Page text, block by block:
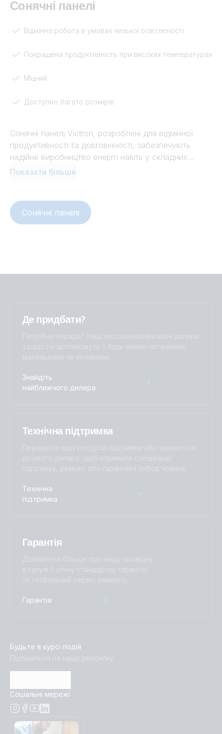
Сонячні панелі
Відмінна робота в умовах низької освітленості
Покращена продуктивність при високих температурах
Міцний
Доступно багато розмірів
Сонячні панелі Victron, розроблені для відмінної
продуктивності та довговічності, забезпечують
надійне виробництво енергії навіть у складних
умовах. Створені для максимізації ефективності та
застосувань. Завдяки широкому діапазону
доступних розмірів, вони оптимізують використання
Показати більше
Сонячні панелі
Де придбати?
Потрібна порада? Наші висококваліфіковані дилери
з радістю допоможуть з будь-якими питаннями,
маленькими чи великими.
Знайдіть
найближчого дилера
Технічна підтримка
Перевірте наші ресурси підтримки або зверніться
до свого дилера, щоб отримати спеціальну
підтримку, ремонт або гарантійні зобов'язання.
Технічна
підтримка
Гарантія
Дізнайтеся більше про нашу провідну
в галузі 5-річну стандартну гарантію
та глобальний сервіс ремонту.
Гарантія
Будьте в курсі подій
Підпишіться на нашу розсилку
Соціальні мережі